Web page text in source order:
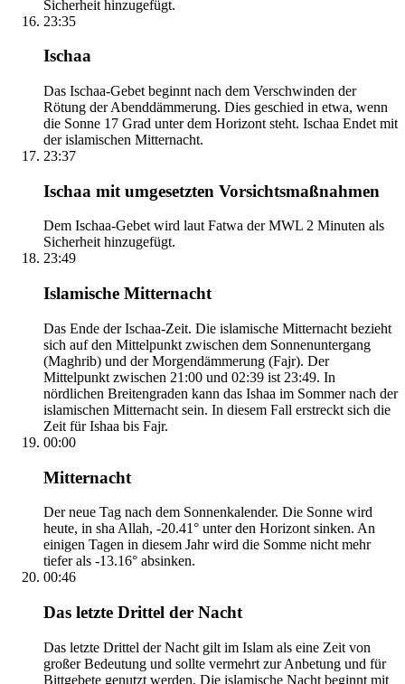
Sicherheit hinzugefügt.
23:35
Ischaa
Das Ischaa-Gebet beginnt nach dem Verschwinden der
Rötung der Abenddämmerung. Dies geschied in etwa, wenn
die Sonne 17 Grad unter dem Horizont steht. Ischaa Endet mit
der islamischen Mitternacht.
23:37
Ischaa mit umgesetzten Vorsichtsmaßnahmen
Dem Ischaa-Gebet wird laut Fatwa der MWL 2 Minuten als
Sicherheit hinzugefügt.
23:49
Islamische Mitternacht
Das Ende der Ischaa-Zeit. Die islamische Mitternacht bezieht
sich auf den Mittelpunkt zwischen dem Sonnenuntergang
(Maghrib) und der Morgendämmerung (Fajr). Der
Mittelpunkt zwischen 21:00 und 02:39 ist 23:49. In
nördlichen Breitengraden kann das Ishaa im Sommer nach der
islamischen Mitternacht sein. In diesem Fall erstreckt sich die
Zeit für Ishaa bis Fajr.
00:00
Mitternacht
Der neue Tag nach dem Sonnenkalender. Die Sonne wird
heute, in sha Allah, -20.41° unter den Horizont sinken. An
einigen Tagen in diesem Jahr wird die Somme nicht mehr
tiefer als -13.16° absinken.
00:46
Das letzte Drittel der Nacht
Das letzte Drittel der Nacht gilt im Islam als eine Zeit von
großer Bedeutung und sollte vermehrt zur Anbetung und für
Bittgebete genutzt werden. Die islamische Nacht beginnt mit